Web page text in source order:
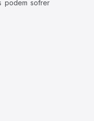
podem sofrer